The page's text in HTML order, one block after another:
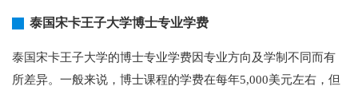
泰国宋卡王子大学博士专业学费
泰国宋卡王子大学的博士专业学费因专业方向及学制不同而有
所差异。一般来说，博士课程的学费在每年5,000美元左右，但